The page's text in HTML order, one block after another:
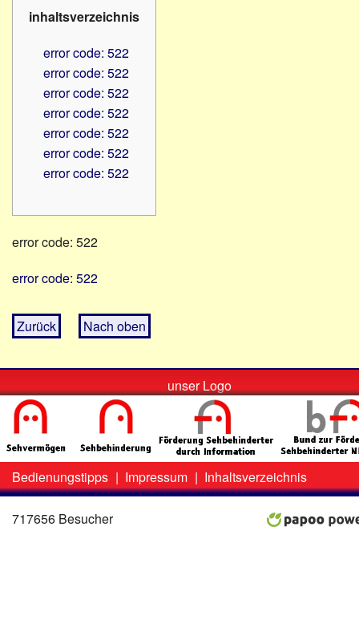
PC
Schulen
inhaltsverzeichnis
error code: 522
error code: 522
error code: 522
error code: 522
error code: 522
error code: 522
error code: 522
error code: 522
error code: 522
Zurück Nach oben
unser Logo
Zweit-
Menü
Bedienungstipps | Impressum | Inhaltsverzeichnis
717656 Besucher